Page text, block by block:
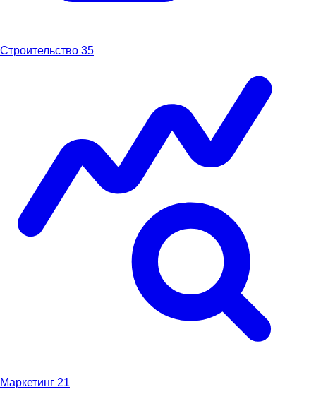
Строительство 35
Маркетинг 21